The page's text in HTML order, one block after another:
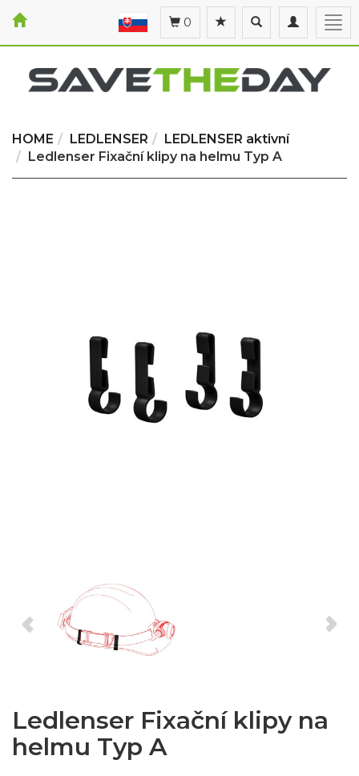
Toggle
navigation
Toggle
search
0
HOME LEDLENSER
LEDLENSER aktivní
Ledlenser Fixační klipy na helmu Typ A
Ledlenser Fixační klipy na
helmu Typ A